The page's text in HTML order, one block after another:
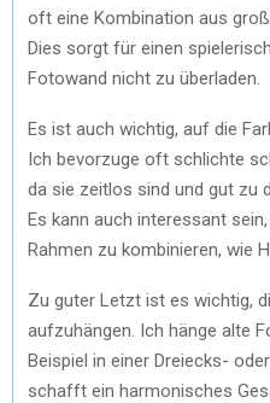
oft eine Kombination aus
Dies sorgt für einen
Fotowand nicht zu überladen.
Es ist auch wichtig, auf die
Ich bevorzuge oft schlichte
da sie zeitlos sind und gut zu
Es kann auch interessant
Rahmen zu kombinieren, wie
Zu guter Letzt ist es wichtig,
aufzuhängen. Ich hänge alte
Beispiel in einer Dreiecks-
schafft ein harmonisches